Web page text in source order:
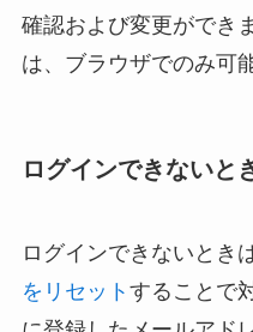
確認および変更ができ
は、ブラウザでのみ可
ログインできないと
ログインできないときは
をリセット することで